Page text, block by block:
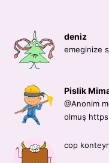
deniz
emeginize
Pislik
@Anonim
olmuş
cop